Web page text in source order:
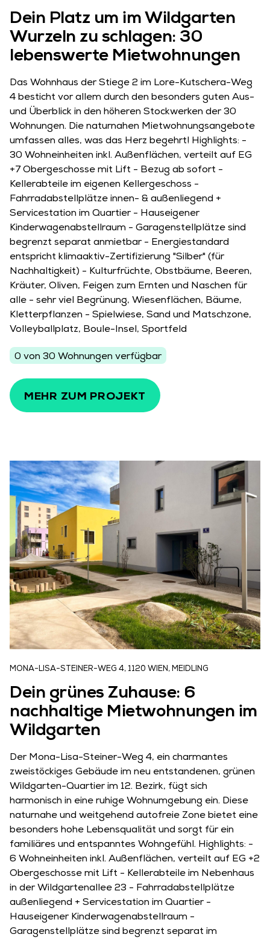
Dein Platz um im Wildgarten
Wurzeln zu schlagen: 30
lebenswerte Mietwohnungen
Das Wohnhaus der Stiege 2 im Lore-Kutschera-Weg
4 besticht vor allem durch den besonders guten Aus-
und Überblick in den höheren Stockwerken der 30
Wohnungen. Die naturnahen Mietwohnungsangebote
umfassen alles, was das Herz begehrt! Highlights: -
30 Wohneinheiten inkl. Außenflächen, verteilt auf EG
+7 Obergeschosse mit Lift - Bezug ab sofort -
Kellerabteile im eigenen Kellergeschoss -
Fahrradabstellplätze innen- & außenliegend +
Servicestation im Quartier - Hauseigener
Kinderwagenabstellraum - Garagenstellplätze sind
begrenzt separat anmietbar - Energiestandard
entspricht klimaaktiv-Zertifizierung "Silber" (für
Nachhaltigkeit) - Kulturfrüchte, Obstbäume, Beeren,
Kräuter, Oliven, Feigen zum Ernten und Naschen für
alle - sehr viel Begrünung, Wiesenflächen, Bäume,
Kletterpflanzen - Spielwiese, Sand und Matschzone,
Volleyballplatz, Boule-Insel, Sportfeld
0 von 30 Wohnungen verfügbar
MEHR ZUM PROJEKT
MONA-LISA-STEINER-WEG 4, 1120 WIEN, MEIDLING
Dein grünes Zuhause: 6
nachhaltige Mietwohnungen im
Wildgarten
Der Mona-Lisa-Steiner-Weg 4, ein charmantes
zweistöckiges Gebäude im neu entstandenen, grünen
Wildgarten-Quartier im 12. Bezirk, fügt sich
harmonisch in eine ruhige Wohnumgebung ein. Diese
naturnahe und weitgehend autofreie Zone bietet eine
besonders hohe Lebensqualität und sorgt für ein
familiäres und entspanntes Wohngefühl. Highlights: -
6 Wohneinheiten inkl. Außenflächen, verteilt auf EG +2
Obergeschosse mit Lift - Kellerabteile im Nebenhaus
in der Wildgartenallee 23 - Fahrradabstellplätze
außenliegend + Servicestation im Quartier -
Hauseigener Kinderwagenabstellraum -
Garagenstellplätze sind begrenzt separat im